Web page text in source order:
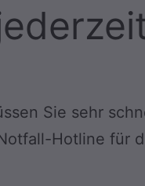
Sie sehr
Hotline für